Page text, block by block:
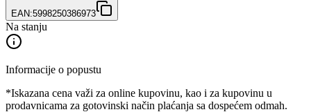
EAN:5998250386973
Na stanju
Informacije o popustu
*Iskazana cena važi za online kupovinu, kao i za kupovinu u
prodavnicama za gotovinski način plaćanja sa dospećem odmah.